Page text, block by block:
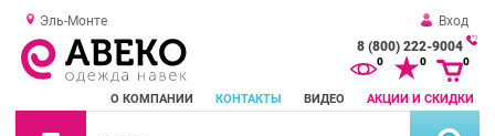
Эль-Монте
Вход
8 (800) 222-9004
О КОМПАНИИ КОНТАКТЫ ВИДЕО АКЦИИ И СКИДКИ
0 0 0